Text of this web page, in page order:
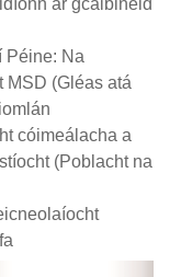
Péine: Na
MSD (Gléas atá
cóimeálacha a
(Poblacht na